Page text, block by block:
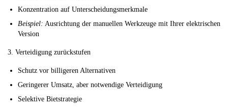
Konzentration auf Unterscheidungsmerkmale
Beispiel: Ausrichtung der manuellen Werkzeuge mit Ihrer elektrischen
Version
3. Verteidigung zurückstufen
Schutz vor billigeren Alternativen
Geringerer Umsatz, aber notwendige Verteidigung
Selektive Bietstrategie